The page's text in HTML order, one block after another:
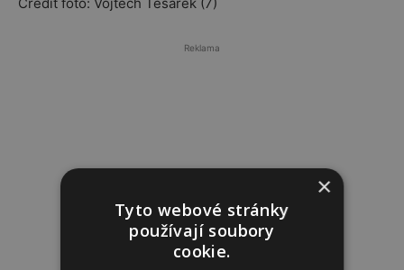
Reklama
×
Tyto webové stránky
používají soubory
cookie.